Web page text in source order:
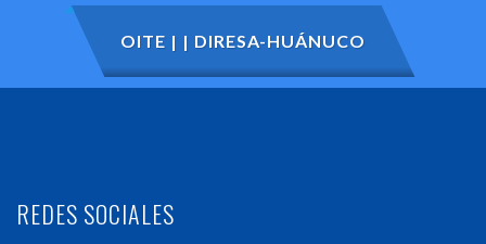
OITE | | DIRESA-HUÁNUCO
REDES SOCIALES